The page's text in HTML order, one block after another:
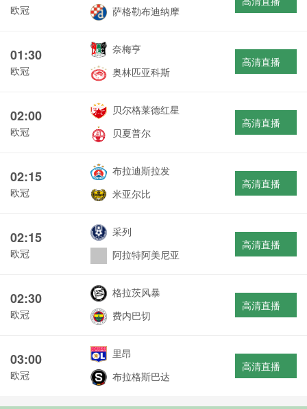
欧冠 萨格勒布迪纳摩
01:30
欧冠
奈梅亨
奥林匹亚科斯
高清直播
02:00
欧冠
贝尔格莱德红星
贝夏普尔
高清直播
02:15
欧冠
布拉迪斯拉发
米亚尔比
高清直播
02:15
欧冠
采列
阿拉特阿美尼亚
高清直播
02:30
欧冠
格拉茨风暴
费内巴切
高清直播
03:00
欧冠
里昂
布拉格斯巴达
高清直播